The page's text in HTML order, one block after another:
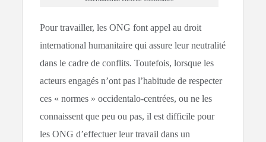
Pour travailler, les ONG font appel au droit
international humanitaire qui assure leur neutralité
dans le cadre de conflits. Toutefois, lorsque les
acteurs engagés n’ont pas l’habitude de respecter
ces « normes » occidentalo-centrées, ou ne les
connaissent que peu ou pas, il est difficile pour
les ONG d’effectuer leur travail dans un